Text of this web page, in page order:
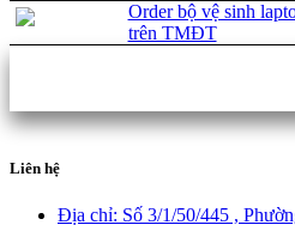
Order bộ vệ sinh
trên TMĐT
Liên hệ
Địa chỉ: Số 3/1/50/445 ,